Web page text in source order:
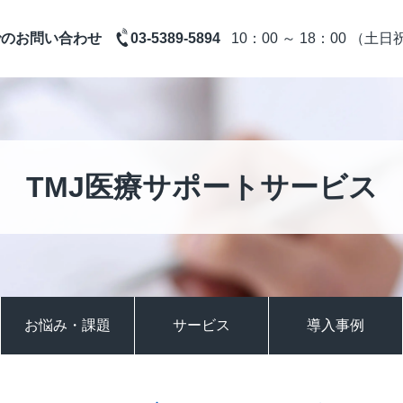
お問い合わせ 03-5389-5894 10：00 ～ 18：00 （土日
TMJ医療サポートサービス
お悩み・課題 サービス 導入事例